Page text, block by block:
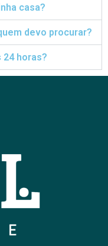
casa?
devo procurar?
horas?